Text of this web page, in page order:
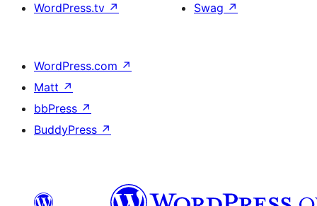
WordPress.tv ↗
Swag ↗
WordPress.com ↗
Matt ↗
bbPress ↗
BuddyPress ↗